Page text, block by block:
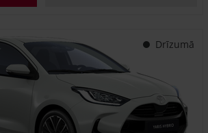
Drīzumā